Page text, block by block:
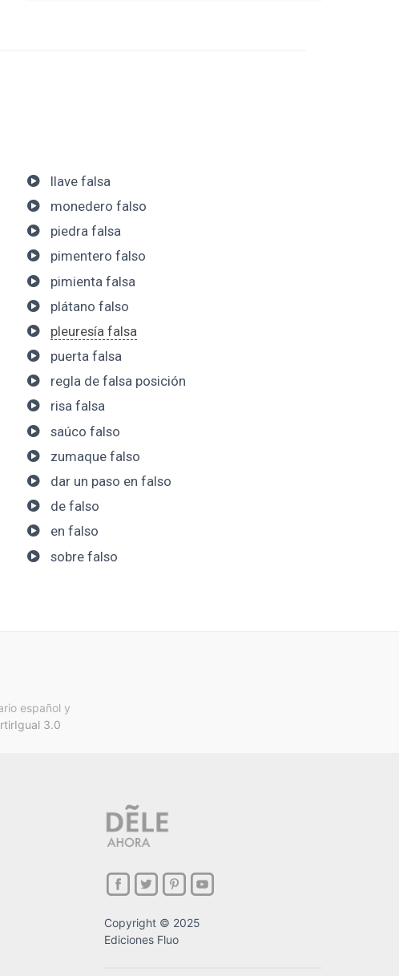
llave falsa
monedero falso
piedra falsa
pimentero falso
pimienta falsa
plátano falso
pleuresía falsa
puerta falsa
regla de falsa posición
risa falsa
saúco falso
zumaque falso
dar un paso en falso
de falso
en falso
sobre falso
español y
3.0
Copyright © 2025
Ediciones Fluo